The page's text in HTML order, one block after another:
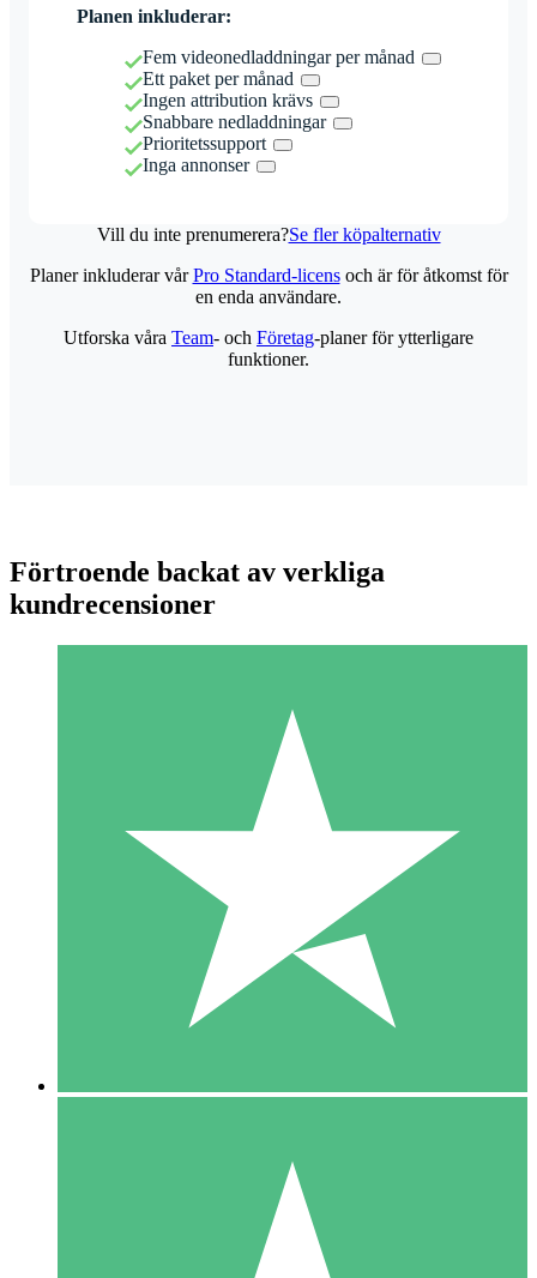
Planen inkluderar:
Fem videonedladdningar per månad
Ett paket per månad
Ingen attribution krävs
Snabbare nedladdningar
Prioritetssupport
Inga annonser
Vill du inte prenumerera?Se fler köpalternativ
Individuella Kreditpaket
Betala per användning med nedladdningskrediter. Inget
1 Nedladdningar
10 00
10 Nedladdningar
20 00
Planer inkluderar vårPro Standard-licensoch är för åtkomst för
en enda användare.
Utforska våra Team- och Företag-planer för ytterligare
funktioner.
Förtroende backat av verkliga
kundrecensioner